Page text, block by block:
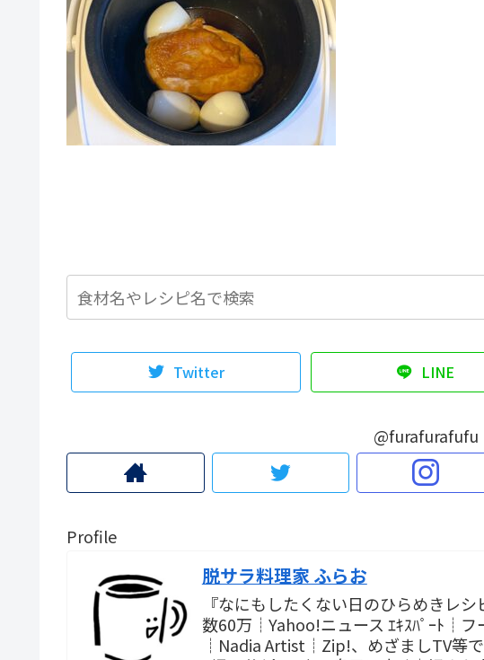
Twitter LINE
@furafurafufu
Profile
脱サラ料理家 ふらお
『なにもしたくない日のひらめきレ
数60万┊Yahoo!ニュース ｴｷｽﾊﾟｰﾄ┊フ
┊Nadia Artist┊Zip!、めざましTV等